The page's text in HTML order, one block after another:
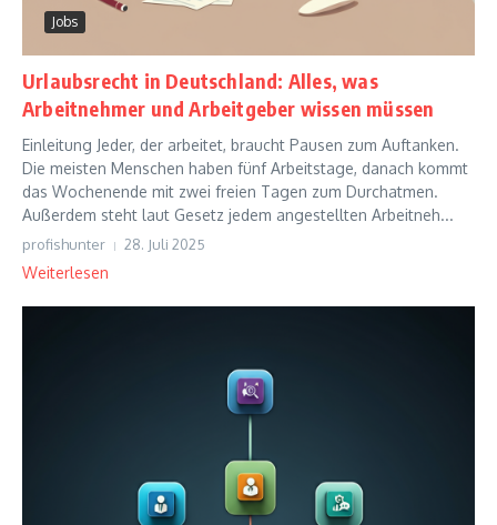
Jobs
Urlaubsrecht in Deutschland: Alles, was
Arbeitnehmer und Arbeitgeber wissen müssen
Einleitung Jeder, der arbeitet, braucht Pausen zum Auftanken.
Die meisten Menschen haben fünf Arbeitstage, danach kommt
das Wochenende mit zwei freien Tagen zum Durchatmen.
Außerdem steht laut Gesetz jedem angestellten Arbeitneh...
profishunter 28. Juli 2025
Weiterlesen